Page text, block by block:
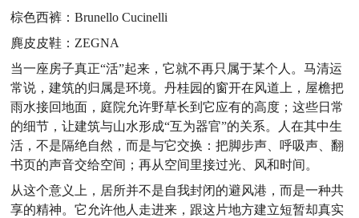
棕色西裤：Brunello Cucinelli
麂皮皮鞋：ZEGNA
当一座房子真正“活”起来，它就不再只属于某个人。马清运
常说，建筑的归属是环境。丹桂园的窗开在风道上，屋檐把
雨水接回地面，庭院允许野草长到它应有的高度；这些日常
的细节，让建筑与山水形成“互为器官”的关系。人在其中生
活，不是隔绝自然，而是与它交换：把脚步声、呼吸声、翻
书页的声音交给空间；再从空间里接过光、风和时间。
从这个意义上，居所并不是自我封闭的避风港，而是一种共
享的精神。它允许他人走进来，跟这片地方建立短暂却真实